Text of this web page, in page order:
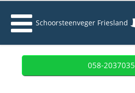
Schoorsteenveger Friesland
058-2037035